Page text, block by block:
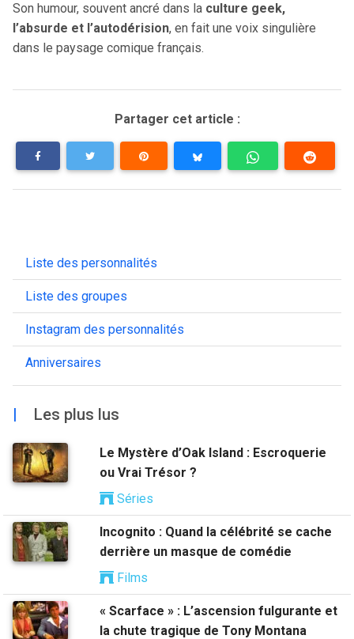
Son humour, souvent ancré dans la culture geek,
l’absurde et l’autodérision, en fait une voix singulière
dans le paysage comique français.
Partager cet article :
Liste des personnalités
Liste des groupes
Instagram des personnalités
Anniversaires
| Les plus lus
Le Mystère d’Oak Island : Escroquerie
ou Vrai Trésor ?
Séries
Incognito : Quand la célébrité se cache
derrière un masque de comédie
Films
« Scarface » : L’ascension fulgurante et
la chute tragique de Tony Montana